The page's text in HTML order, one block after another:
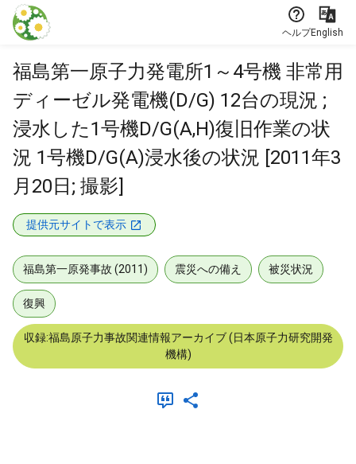
本文に飛ぶ
ヘルプEnglish
福島第一原子力発電所1～4号機 非常用
ディーゼル発電機(D/G) 12台の現況 ;
浸水した1号機D/G(A,H)復旧作業の状
況 1号機D/G(A)浸水後の状況 [2011年3
月20日; 撮影]
提供元サイトで表示
福島第一原発事故 (2011) 震災への備え 被災状況
復興
収録:福島原子力事故関連情報アーカイブ (日本原子力研究開発
機構)